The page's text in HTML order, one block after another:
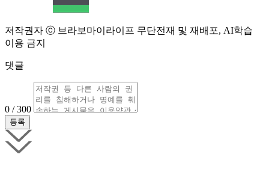
저작권자 ⓒ 브라보마이라이프 무단전재 및 재배포, AI학습
이용 금지
댓글
0 / 300